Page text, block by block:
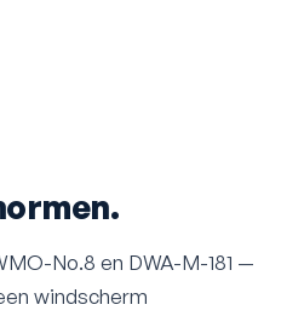
No.8 en DWA-M-181 —
windscherm